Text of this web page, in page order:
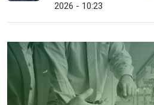
2026 - 10:23